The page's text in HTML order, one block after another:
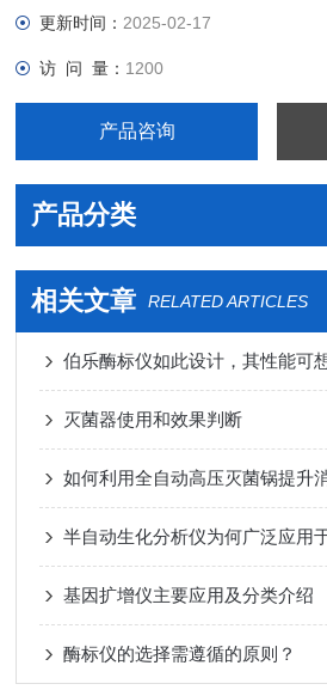
更新时间： 2025-02-17
访 问 量： 1200
产品咨询
产品分类
相关文章 RELATED ARTICLES
伯乐酶标仪如此设计，其性能可
灭菌器使用和效果判断
如何利用全自动高压灭菌锅提升
半自动生化分析仪为何广泛应用
基因扩增仪主要应用及分类介绍
酶标仪的选择需遵循的原则？